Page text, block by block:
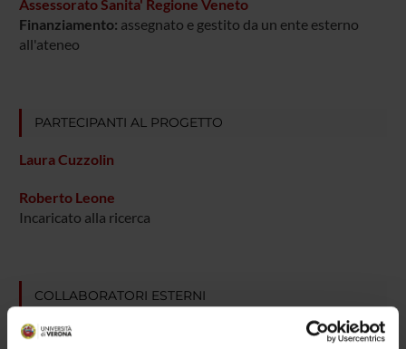
Assessorato Sanita' Regione Veneto
Finanziamento: assegnato e gestito da un ente esterno
all'ateneo
PARTECIPANTI AL PROGETTO
Laura Cuzzolin
Roberto Leone
Incaricato alla ricerca
COLLABORATORI ESTERNI
Silvia Brasola